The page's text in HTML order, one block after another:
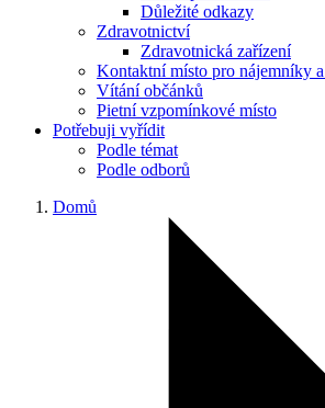
Důležité odkazy
Zdravotnictví
Zdravotnická zařízení
Kontaktní místo pro nájemníky
Vítání občánků
Pietní vzpomínkové místo
Potřebuji vyřídit
Podle témat
Podle odborů
Domů